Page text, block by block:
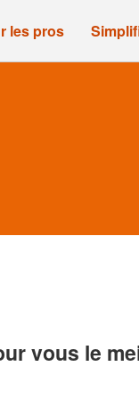
les pros
vous le